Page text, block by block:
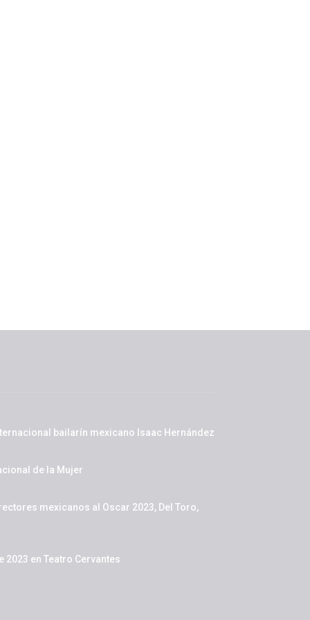
bailarín mexicano Isaac Hernández
de la Mujer
mexicanos al Oscar 2023, Del Toro,
2023 en Teatro Cervantes